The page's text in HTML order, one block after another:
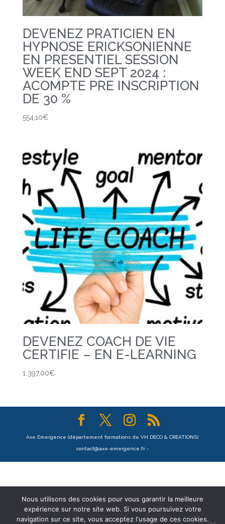
DEVENEZ PRATICIEN EN
HYPNOSE ERICKSONIENNE
EN PRESENTIEL SESSION
WEEK END SEPT 2024 :
ACOMPTE PRE INSCRIPTION
DE 30 %
554,10€
DEVENEZ COACH DE VIE
CERTIFIE – EN E-LEARNING
1 397,00€
Axe Emergence (département formations de VH DECO & CREATIONS)
contact@axe-emergence.fr -
Nous utilisons des cookies pour vous garantir la meilleure
expérience sur notre site web. Si vous poursuivez votre
navigation sur ce site, vous acceptez l'usage de ces cookies.